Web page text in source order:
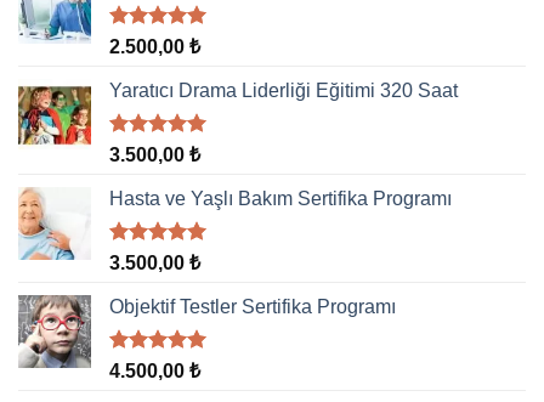
5 üzerinden
aldı
2.500,00 ₺
Yaratıcı Drama Liderliği Eğitimi 320 Saat
5 üzerinden
aldı
3.500,00 ₺
Hasta ve Yaşlı Bakım Sertifika Programı
5 üzerinden
aldı
3.500,00 ₺
Objektif Testler Sertifika Programı
5 üzerinden
4.500,00 ₺